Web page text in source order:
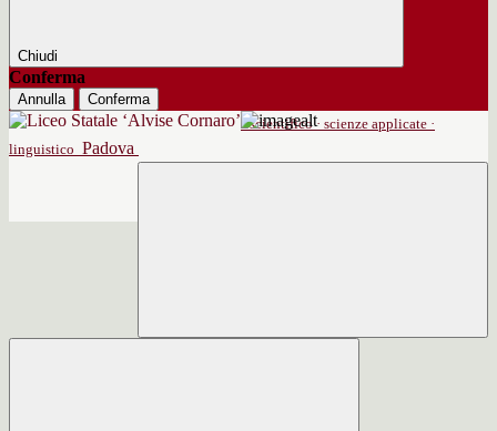
Chiudi
Conferma
Annulla
Conferma
scientifico · scienze applicate ·
linguistico Padova